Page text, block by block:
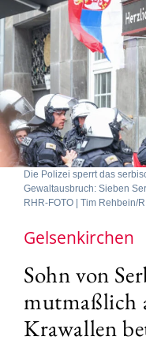
Die Polizei sperrt das
Gewaltausbruch: Sieben
RHR-FOTO | Tim Rehbein/
Gelsenkirchen
Sohn von
mutmaßlich
Krawallen